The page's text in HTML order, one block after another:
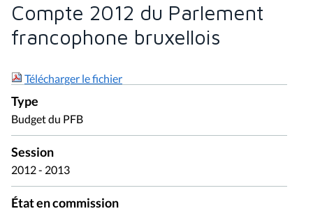
Compte 2012 du Parlement
francophone bruxellois
Télécharger le fichier
Type
Budget du PFB
Session
2012 - 2013
État en commission